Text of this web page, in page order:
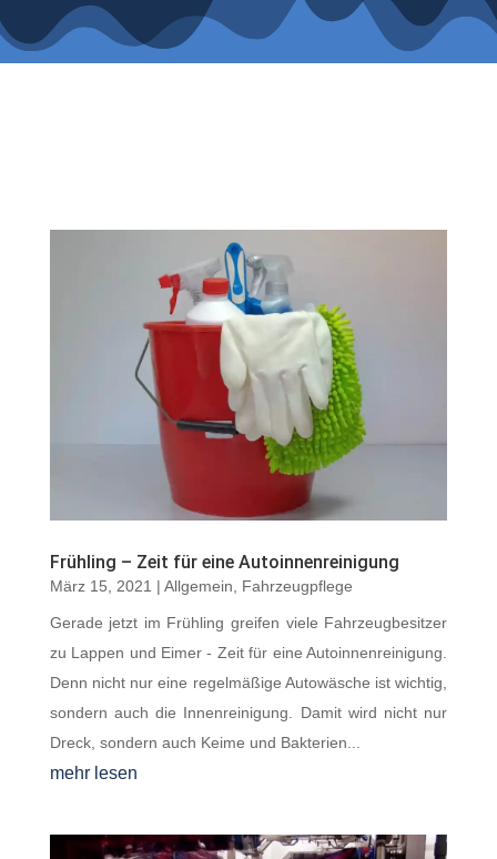
Frühling – Zeit für eine Autoinnenreinigung
März 15, 2021 | Allgemein Fahrzeugpflege
Gerade jetzt im Frühling greifen viele Fahrzeugbesitzer
zu Lappen und Eimer - Zeit für eine Autoinnenreinigung.
Denn nicht nur eine regelmäßige Autowäsche ist wichtig,
sondern auch die Innenreinigung. Damit wird nicht nur
Dreck, sondern auch Keime und Bakterien...
mehr lesen